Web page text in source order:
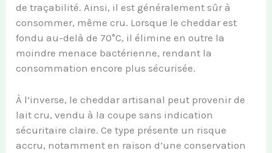
de traçabilité. Ainsi, il est généralement sûr à
consommer, même cru. Lorsque le cheddar est
fondu au-delà de 70°C, il élimine en outre la
moindre menace bactérienne, rendant la
consommation encore plus sécurisée.
À l’inverse, le cheddar artisanal peut provenir de
lait cru, vendu à la coupe sans indication
sécuritaire claire. Ce type présente un risque
accru, notamment en raison d’une conservation